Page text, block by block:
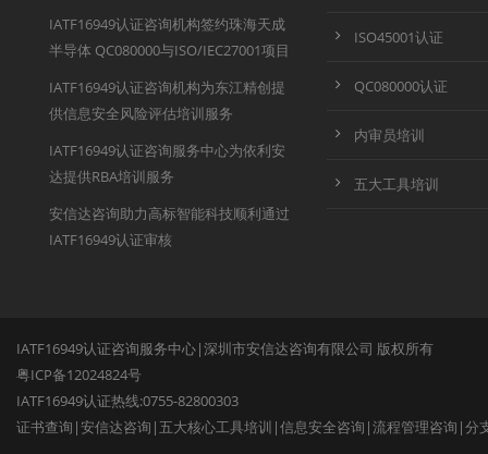
IATF16949认证咨询机构签约珠海天成
半导体 QC080000与ISO/IEC27001项目
IATF16949认证咨询机构为东江精创提
供信息安全风险评估培训服务
IATF16949认证咨询服务中心为依利安
达提供RBA培训服务
安信达咨询助力高标智能科技顺利通过
IATF16949认证审核
ISO45001认证
QC080000认证
内审员培训
五大工具培训
IATF16949认证咨询服务中心|深圳市安信达咨询有限公司 版权所有
粤ICP备12024824号
IATF16949认证热线:0755-82800303
证书查询 |安信达咨询 | 五大核心工具培训 |信息安全咨询 |流程管理咨询 |分